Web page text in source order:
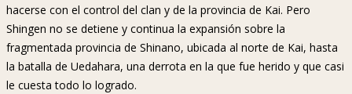
hacerse con el control del clan y de la provincia de Kai. Pero
Shingen no se detiene y continua la expansión sobre la
fragmentada provincia de Shinano, ubicada al norte de Kai, hasta
la batalla de Uedahara, una derrota en la que fue herido y que casi
le cuesta todo lo logrado.